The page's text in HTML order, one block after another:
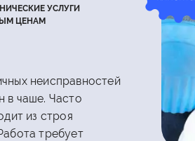
УСЛУГИ
ЦЕНАМ
неисправностей
в чаше. Часто
из строя
требует